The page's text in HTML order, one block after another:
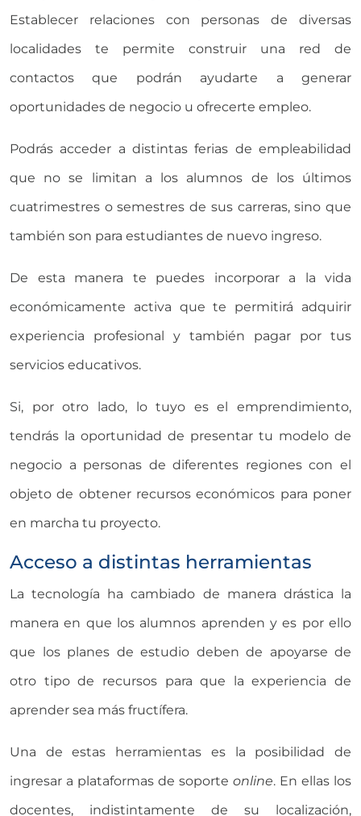
Establecer relaciones con personas de diversas
localidades te permite construir una red de
contactos que podrán ayudarte a generar
oportunidades de negocio u ofrecerte empleo.
Podrás acceder a distintas ferias de empleabilidad
que no se limitan a los alumnos de los últimos
cuatrimestres o semestres de sus carreras, sino que
también son para estudiantes de nuevo ingreso.
De esta manera te puedes incorporar a la vida
económicamente activa que te permitirá adquirir
experiencia profesional y también pagar por tus
servicios educativos.
Si, por otro lado, lo tuyo es el emprendimiento,
tendrás la oportunidad de presentar tu modelo de
negocio a personas de diferentes regiones con el
objeto de obtener recursos económicos para poner
en marcha tu proyecto.
Acceso a distintas herramientas
La tecnología ha cambiado de manera drástica la
manera en que los alumnos aprenden y es por ello
que los planes de estudio deben de apoyarse de
otro tipo de recursos para que la experiencia de
aprender sea más fructífera.
Una de estas herramientas es la posibilidad de
ingresar a plataformas de soporte online. En ellas los
docentes, indistintamente de su localización,